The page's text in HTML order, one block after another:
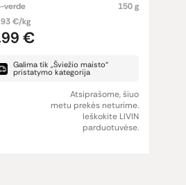
verde
150 g
€/kg
€
Galima tik „Šviežio maisto“
pristatymo kategorija
Atsiprašome, šiuo
metu prekės neturime.
Ieškokite LIVIN
parduotuvėse.